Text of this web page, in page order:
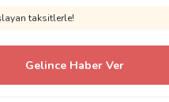
taksitlerle!
Gelince Haber Ver